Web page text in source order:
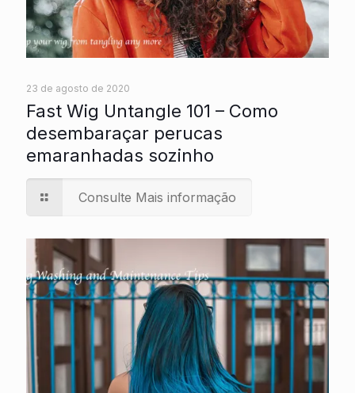
23 de agosto de 2020
Fast Wig Untangle 101 – Como
desembaraçar perucas
emaranhadas sozinho
Consulte Mais informação